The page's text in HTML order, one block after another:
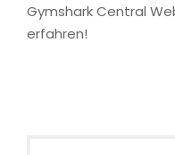
Gymshark Central
erfahren!